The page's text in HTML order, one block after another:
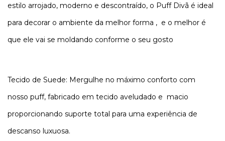
estilo arrojado, moderno e descontraído, o Puff Divã é ideal
para decorar o ambiente da melhor forma , e o melhor é
que ele vai se moldando conforme o seu gosto
Tecido de Suede: Mergulhe no máximo conforto com
nosso puff, fabricado em tecido aveludado e macio
proporcionando suporte total para uma experiência de
descanso luxuosa.